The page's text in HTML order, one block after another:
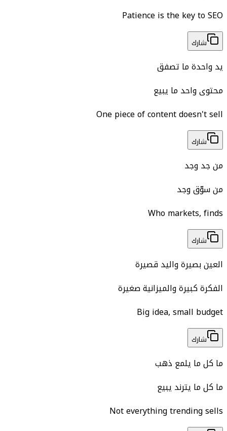
Patience is the key to SEO
شارك
يد واحدة ما تصفق
محتوى واحد ما يبيع
One piece of content doesn't sell
شارك
من جد وجد
من سوّق وجد
Who markets, finds
شارك
العين بصيرة واليد قصيرة
الفكرة كبيرة والميزانية صغيرة
Big idea, small budget
شارك
ما كل ما يلمع ذهب
ما كل ما يترند يبيع
Not everything trending sells